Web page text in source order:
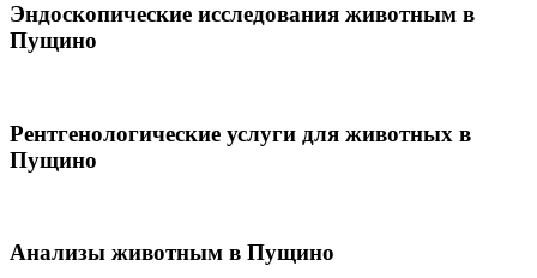
Эндоскопические исследования животным в
Пущино
Рентгенологические услуги для животных в
Пущино
Анализы животным в Пущино